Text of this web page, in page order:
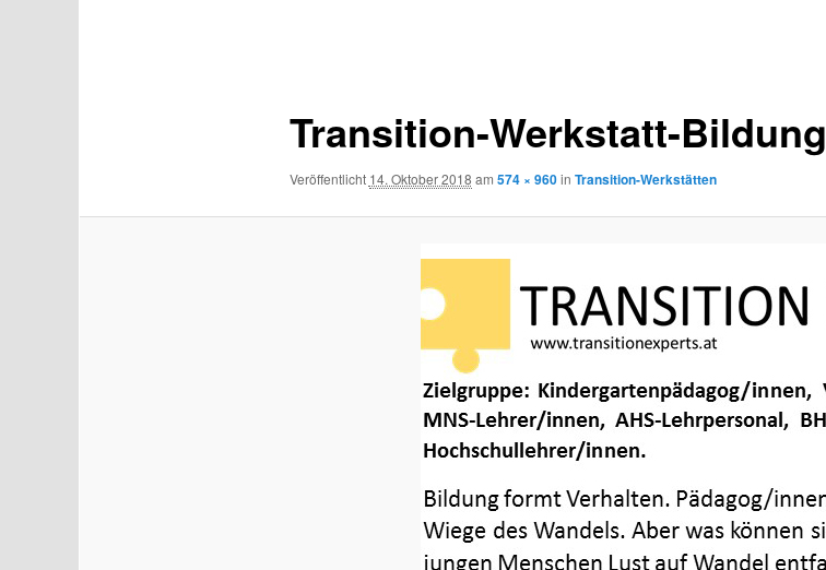
Transition-Werkstatt-Bildung
Veröffentlicht 14. Oktober 2018 am 574 × 960in Transition-Werkstätten